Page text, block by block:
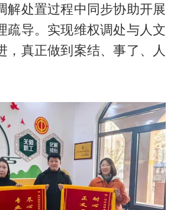
解处置过程中同步协助开展
疏导。实现维权调处与人文
，真正做到案结、事了、人